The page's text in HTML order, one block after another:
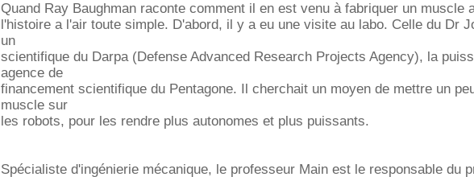
Quand Ray Baughman raconte comment il en est venu à fabriquer un muscle
l'histoire a l'air toute simple. D'abord, il y a eu une visite au labo. Celle du Dr
un
scientifique du Darpa (Defense Advanced Research Projects Agency), la
agence de
financement scientifique du Pentagone. Il cherchait un moyen de mettre un
muscle sur
les robots, pour les rendre plus autonomes et plus puissants.
Spécialiste d'ingénierie mécanique, le professeur Main est le responsable du